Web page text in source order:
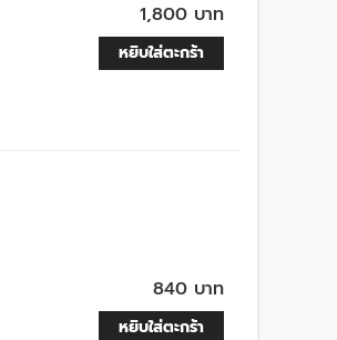
1,800 บาท
หยิบใส่ตะกร้า
840 บาท
หยิบใส่ตะกร้า